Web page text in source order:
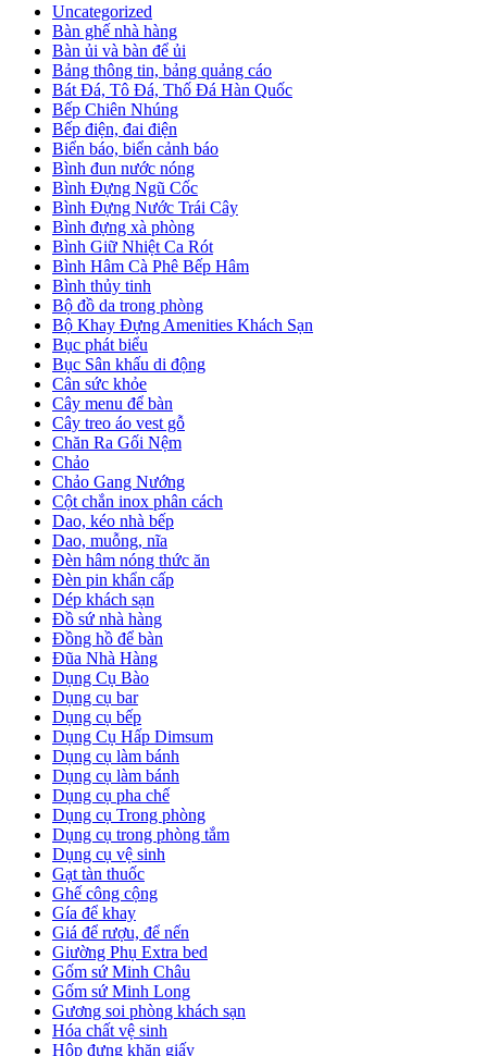
Uncategorized
Bàn ghế nhà hàng
Bàn ủi và bàn để ủi
Bảng thông tin, bảng quảng cáo
Bát Đá, Tô Đá, Thố Đá Hàn Quốc
Bếp Chiên Nhúng
Bếp điện, đai điện
Biển báo, biển cảnh báo
Bình đun nước nóng
Bình Đựng Ngũ Cốc
Bình Đựng Nước Trái Cây
Bình đựng xà phòng
Bình Giữ Nhiệt Ca Rót
Bình Hâm Cà Phê Bếp Hâm
Bình thủy tinh
Bộ đồ da trong phòng
Bộ Khay Đựng Amenities Khách Sạn
Bục phát biểu
Bục Sân khấu di động
Cân sức khỏe
Cây menu để bàn
Cây treo áo vest gỗ
Chăn Ra Gối Nệm
Chảo
Chảo Gang Nướng
Cột chắn inox phân cách
Dao, kéo nhà bếp
Dao, muỗng, nĩa
Đèn hâm nóng thức ăn
Đèn pin khẩn cấp
Dép khách sạn
Đồ sứ nhà hàng
Đồng hồ để bàn
Đũa Nhà Hàng
Dụng Cụ Bào
Dụng cụ bar
Dụng cụ bếp
Dụng Cụ Hấp Dimsum
Dụng cụ làm bánh
Dụng cụ làm bánh
Dụng cụ pha chế
Dụng cụ Trong phòng
Dụng cụ trong phòng tắm
Dụng cụ vệ sinh
Gạt tàn thuốc
Ghế công cộng
Gía để khay
Giá để rượu, để nến
Giường Phụ Extra bed
Gốm sứ Minh Châu
Gốm sứ Minh Long
Gương soi phòng khách sạn
Hóa chất vệ sinh
Hộp đựng khăn giấy